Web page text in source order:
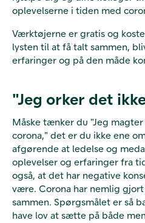
oplevelserne i tiden med
Værktøjerne er gratis og
lysten til at få talt sammen,
erfaringer og på den måde
"Jeg orker det
Måske tænker du "Jeg
corona," det er du ikke ene
afgørende at ledelse og
oplevelser og erfaringer fra
også, at det har negative
være. Corona har nemlig
sammen. Spørgsmålet er så
have lov at sætte på både